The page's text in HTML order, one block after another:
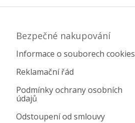
Bezpečné nakupování
Informace o souborech cookies
Reklamační řád
Podmínky ochrany osobních
údajů
Odstoupení od smlouvy